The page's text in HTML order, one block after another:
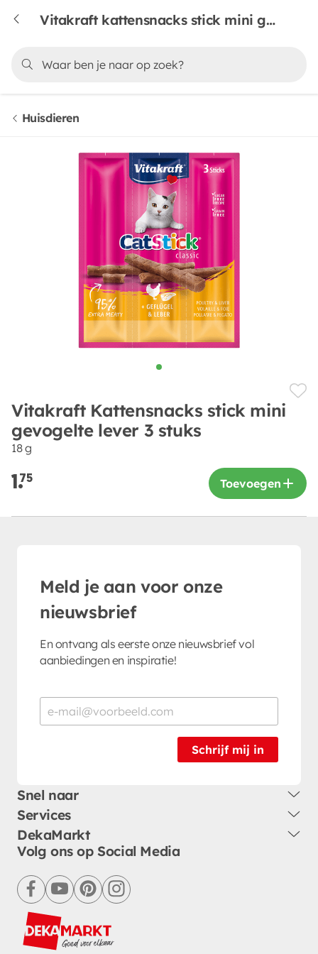
Vitakraft kattensnacks stick mini gevogelte lever 3 stuks
Huisdieren
Vitakraft Kattensnacks stick mini
gevogelte lever 3 stuks
18 g
1.75 Toevoegen
Meld je aan voor onze
nieuwsbrief
En ontvang als eerste onze nieuwsbrief vol
aanbiedingen en inspiratie!
Schrijf mij in
Snel naar
Services
DekaMarkt
Volg ons op Social Media
facebookyoutubepinterestinstagram